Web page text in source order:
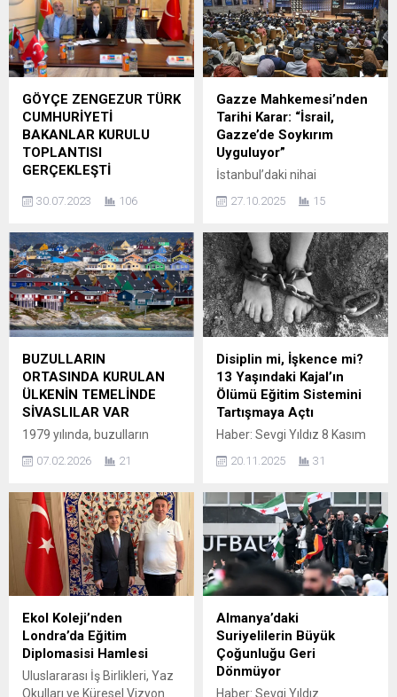
GÖYÇE ZENGEZUR TÜRK
CUMHURİYETİ
BAKANLAR KURULU
TOPLANTISI
GERÇEKLEŞTİ
Cumhuriyeti’ bakanlar
ofisinde gerçekleştirdi.
Kabine Cumhurbaşkanı
Tunzale Chalebiyeva’nın
başkanlığında toplandı.
Toplantıya, ülke içinden ve
ülke dışından birçok yetkili
isim katıldı. Toplantının ana
konusu, ülkenin geleceği
açısından hayati öneme
sahip meseleleri içeriyordu.
ülkenin anayasası olmak
üzere bir çok önemli
30.07.2023 106
Gazze Mahkemesi’nden
Tarihi Karar: “İsrail,
Gazze’de Soykırım
Uyguluyor”
İstanbul’daki nihai
açıklayan Gazze
Şeridi’nde işlenen suçlarla
ilgili çarpıcı tespitlerde
bulundu. Açıklamada şu
ifadeler yer aldı: “İsrail,
kökleri Siyonizm’in
üstünlükçü ideolojisine
dayanan, geniş bir apartheid
rejimi içinde, Gazze halkına
karşı soykırım
uygulamaktadır.” Mahkeme
kararında ayrıca, şu
hususlara dikkat çekildi: –
Açlığın silah haline
27.10.2025 15
BUZULLARIN
ORTASINDA KURULAN
ÜLKENİN TEMELİNDE
SİVASLILAR VAR
1979 yılında, buzulların
yok denecek kadar az olan
insandı. Açılan işçi alımı ilanı
dünyaya duyuruldu ancak
çağrıya karşılık veren tek yer
Türkiye oldu. Daha da
çarpıcısı, bu çağrıya yanıt
verenlerin tamamı Sivas’ın
Gürün ilçesinden çıktı.
HABER SEVGİ YILDIZ
Yaklaşık 1500 Gürünlü,...
07.02.2026 21
Disiplin mi, İşkence mi?
13 Yaşındaki Kajal’ın
Ölümü Eğitim Sistemini
Tartışmaya Açtı
Haber: Sevgi Yıldız 8 Kasım
kentinde 13 yaşındaki Kajal
geç kalması, telafisi
olmayan bir trajediyle
sonuçlandı. Öğretmeni
tarafından sırtında
çantasıyla birlikte 100 mekik
çekmeye zorlanan Kajal,
ağır şekilde fenalaştı. Tedavi
gördüğü hastanede günler
sonra, 14 Kasım gecesi
yaşamını yitirdi. Genç kızın
ölümü, ülkede...
20.11.2025 31
Ekol Koleji’nden
Londra’da Eğitim
Diplomasisi Hamlesi
Uluslararası İş Birlikleri, Yaz
Okulları ve Küresel Vizyon
Almanya’daki
Suriyelilerin Büyük
Çoğunluğu Geri
Dönmüyor
Haber: Sevgi Yıldız